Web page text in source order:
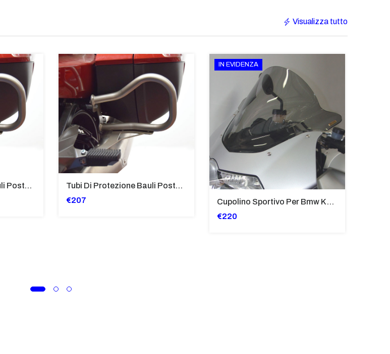
Visualizza tutto
Tubi Di Protezione Bauli Posteriori Per Bmw K 1600 Gt/Gtl (2010>2016) GIALLO - TB8025-K1600GTL
Tubi Di Protezione Bauli Posteriori Per Bmw K 1600 Gt/Gtl (2010>2016) GIALLO - TB8025-K1600GT
€207
IN EVIDENZA
Cupolino Sportivo Per Bmw K 1200 R Sport 2005-07 TRASPARENTE - Sc967-T
€220